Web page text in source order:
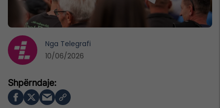
Nga Telegrafi
10/06/2026